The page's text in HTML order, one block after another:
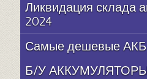
Ликвидация склада
2024
Самые дешевые АКБ
Б/У